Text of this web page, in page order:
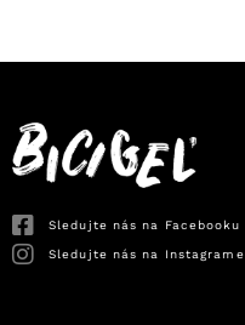
Sledujte nás na Facebooku
Sledujte nás na Instagrame